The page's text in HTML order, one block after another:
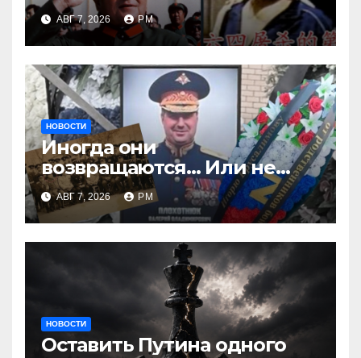
АВГ 7, 2026 РМ
НОВОСТИ
Иногда они
возвращаются… Или не
возвращаются
АВГ 7, 2026 РМ
НОВОСТИ
Оставить Путина одного